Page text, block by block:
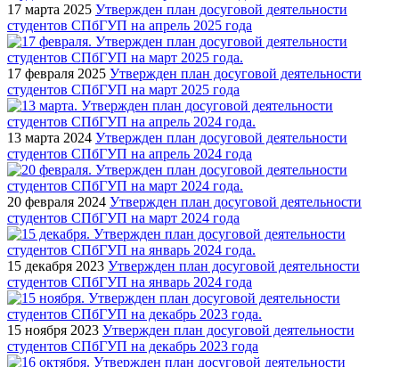
17 марта 2025 Утвержден план досуговой деятельности
студентов СПбГУП на апрель 2025 года
17 февраля 2025 Утвержден план досуговой деятельности
студентов СПбГУП на март 2025 года
13 марта 2024 Утвержден план досуговой деятельности
студентов СПбГУП на апрель 2024 года
20 февраля 2024 Утвержден план досуговой деятельности
студентов СПбГУП на март 2024 года
15 декабря 2023 Утвержден план досуговой деятельности
студентов СПбГУП на январь 2024 года
15 ноября 2023 Утвержден план досуговой деятельности
студентов СПбГУП на декабрь 2023 года